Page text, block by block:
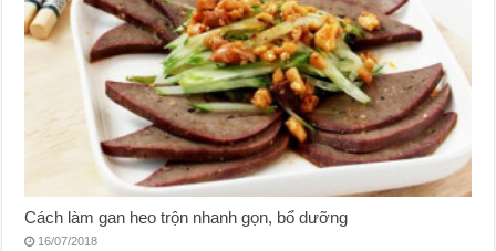
Cách làm gan heo trộn nhanh gọn, bổ dưỡng
16/07/2018